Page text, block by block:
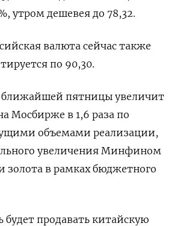
утром дешевея до 78,32.
валюта сейчас также
по 90,30.
ближайшей пятницы увеличит
Мосбирже в 1,6 раза по
объемами реализации,
увеличения Минфином
золота в рамках бюджетного
будет продавать китайскую